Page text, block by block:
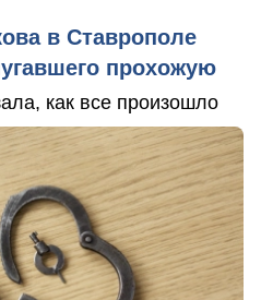
в Ставрополе
прохожую
как все произошло